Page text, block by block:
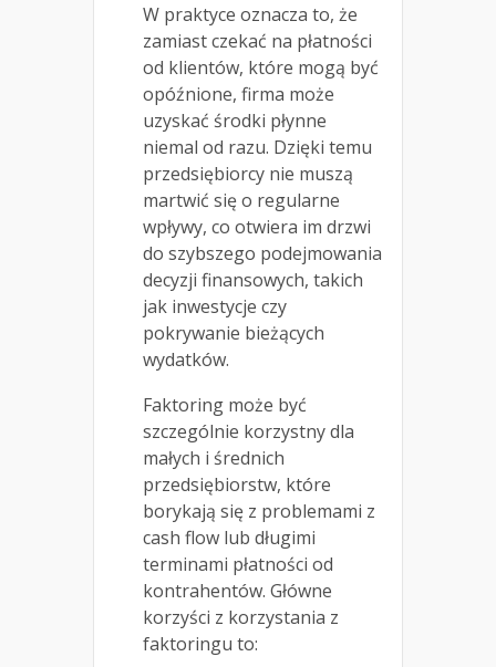
W praktyce oznacza to, że
zamiast czekać na płatności
od klientów, które mogą być
opóźnione, firma może
uzyskać środki płynne
niemal od razu. Dzięki temu
przedsiębiorcy nie muszą
martwić się o regularne
wpływy, co otwiera im drzwi
do szybszego podejmowania
decyzji finansowych, takich
jak inwestycje czy
pokrywanie bieżących
wydatków.
Faktoring może być
szczególnie korzystny dla
małych i średnich
przedsiębiorstw, które
borykają się z problemami z
cash flow lub długimi
terminami płatności od
kontrahentów. Główne
korzyści z korzystania z
faktoringu to: